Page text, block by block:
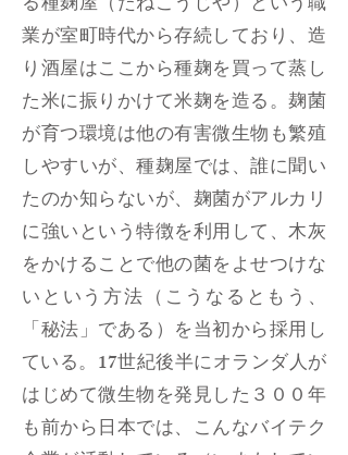
業が室町時代から存続しており、造
り酒屋はここから種麹を買って蒸し
た米に振りかけて米麹を造る。麹菌
が育つ環境は他の有害微生物も繁殖
しやすいが、種麹屋では、誰に聞い
たのか知らないが、麹菌がアルカリ
に強いという特徴を利用して、木灰
をかけることで他の菌をよせつけな
いという方法（こうなるともう、
「秘法」である）を当初から採用し
ている。17世紀後半にオランダ人が
はじめて微生物を発見した３００年
も前から日本では、こんなバイテク